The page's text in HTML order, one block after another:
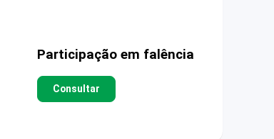
Participação em falência
Consultar